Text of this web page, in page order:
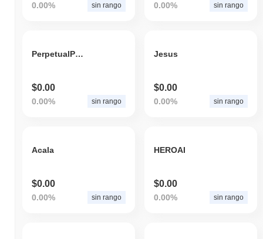
0.00% sin rango 0.00% sin rango
PerpetualProtocol
$0.00
0.00% sin rango
Jesus
$0.00
0.00% sin rango
Acala
$0.00
0.00% sin rango
HEROAI
$0.00
0.00% sin rango